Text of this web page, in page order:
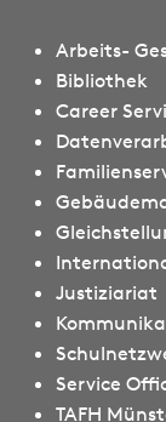
Arbeits-
Bibliothek
Career
Justiziariat
Service
TAFH